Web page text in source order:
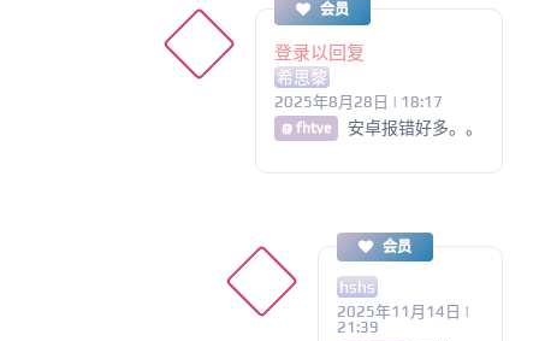
会员
登录以回复
希思黎
2025年8月28日 | 18:17
@ fhtve 安卓报错好多。。
会员
hshs
2025年11月14日 |
21:39